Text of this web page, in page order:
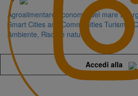
Agroalimentare Economia del mare
Smart Cities and Communities Turismo,
Ambiente, Risorse naturali
Accedi alla